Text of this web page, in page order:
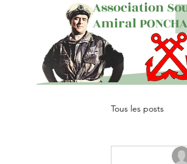
Association
Amiral
Tous les posts
Unités